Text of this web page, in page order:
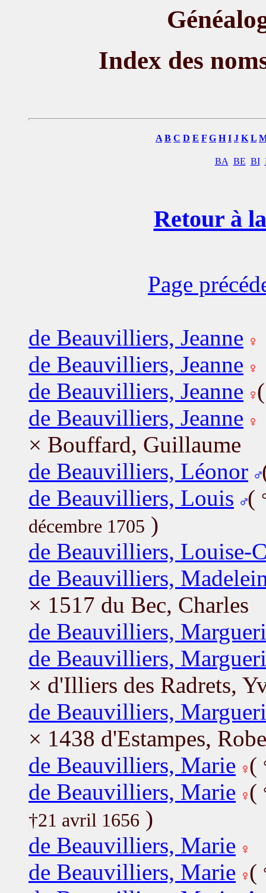
Index des
A B C D E F G H I J K L
BA BE BI
Retour à
Page
de Beauvilliers, Jeanne
de Beauvilliers, Jeanne
de Beauvilliers, Jeanne
de Beauvilliers, Jeanne
× Bouffard, Guillaume
de Beauvilliers, Léonor
de Beauvilliers, Louis (
décembre 1705 )
de Beauvilliers, Louise-
de Beauvilliers,
× 1517 du Bec, Charles
de Beauvilliers,
de Beauvilliers,
× d'Illiers des Radrets,
de Beauvilliers,
× 1438 d'Estampes,
de Beauvilliers, Marie (
de Beauvilliers, Marie (
†21 avril 1656 )
de Beauvilliers, Marie
de Beauvilliers, Marie (